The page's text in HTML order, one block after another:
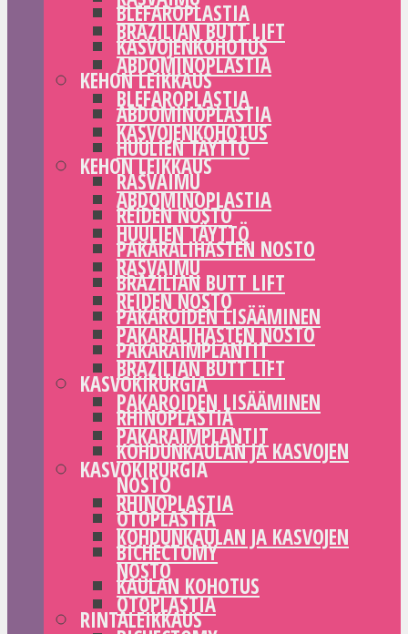
BLEFAROPLASTIA
KASVOJENKOHOTUS
KEHON LEIKKAUS
ABDOMINOPLASTIA
HUULIEN TÄYTTÖ
RASVAIMU
REIDEN NOSTO
PAKARALIHASTEN NOSTO
BRAZILIAN BUTT LIFT
PAKAROIDEN LISÄÄMINEN
PAKARAIMPLANTIT
KASVOKIRURGIA
RHINOPLASTIA
KOHDUNKAULAN JA KASVOJEN
NOSTO
OTOPLASTIA
BICHECTOMY
KAULAN KOHOTUS
RINTALEIKKAUS
BRAZILIAN BUTT LIFT
ABDOMINOPLASTIA
BLEFAROPLASTIA
KASVOJENKOHOTUS
KEHON LEIKKAUS
ABDOMINOPLASTIA
HUULIEN TÄYTTÖ
RASVAIMU
REIDEN NOSTO
PAKARALIHASTEN NOSTO
BRAZILIAN BUTT LIFT
PAKAROIDEN LISÄÄMINEN
PAKARAIMPLANTIT
KASVOKIRURGIA
RHINOPLASTIA
KOHDUNKAULAN JA KASVOJEN
NOSTO
OTOPLASTIA